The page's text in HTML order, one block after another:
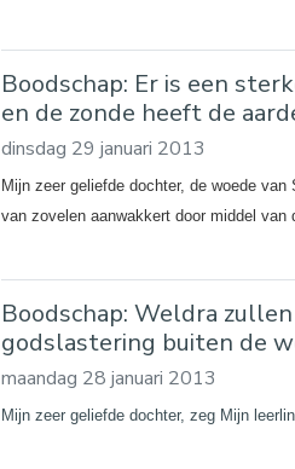
Boodschap: Er is een
en de zonde heeft de
dinsdag 29 januari 2013
Mijn zeer geliefde dochter, de woede
van zovelen aanwakkert door middel
Boodschap: Weldra
godslastering buiten de
maandag 28 januari 2013
Mijn zeer geliefde dochter, zeg Mijn